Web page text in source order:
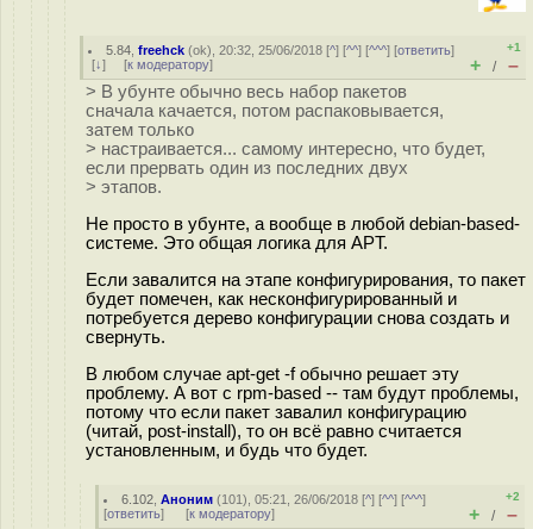
5.84 ,freehck (ok), 20:32, 25/06/2018 [^] [^^] [^^^] [ответить]
[↓] [к модератору]
+1
+ / –
> В убунте обычно весь набор пакетов
сначала качается, потом распаковывается,
затем только
> настраивается... самому интересно, что будет,
если прервать один из последних двух
> этапов.
Не просто в убунте, а вообще в любой debian-based-
системе. Это общая логика для APT.
Если завалится на этапе конфигурирования, то пакет
будет помечен, как несконфигурированный и
потребуется дерево конфигурации снова создать и
свернуть.
В любом случае apt-get -f обычно решает эту
проблему. А вот c rpm-based -- там будут проблемы,
потому что если пакет завалил конфигурацию
(читай, post-install), то он всё равно считается
установленным, и будь что будет.
6.102 ,Аноним (101), 05:21, 26/06/2018 [^] [^^] [^^^]
[ответить] [к модератору]
+2
+ / –